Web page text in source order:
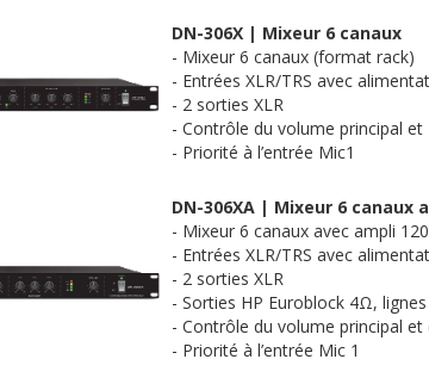
DN-306X | Mixeur 6 canaux
- Mixeur 6 canaux (format rack)
- Entrées XLR/TRS avec
- 2 sorties XLR
- Contrôle du volume principal et
- Priorité à l’entrée Mic1
DN-306XA | Mixeur 6 canaux
- Mixeur 6 canaux avec ampli
- Entrées XLR/TRS avec
- 2 sorties XLR
- Sorties HP Euroblock 4Ω,
- Contrôle du volume principal et
- Priorité à l’entrée Mic 1